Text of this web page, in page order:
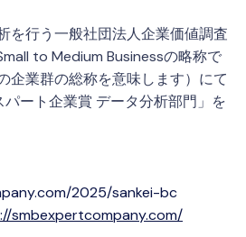
を行う一般社団法人企業価値調査
to Medium Businessの略称で
企業群の総称を意味します）にて
パート企業賞 データ分析部門」を
2025/sankei-bc
smbexpertcompany.com/